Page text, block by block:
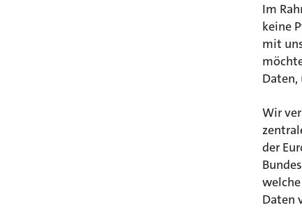
Im
keine
mit
Wir
der
Daten